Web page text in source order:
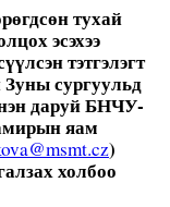
рөгдсөнтухай
эсэхээ
үүлсэнтэтгэлэгт
сургуульд
даруйБНЧУ-
яам
)
холбоо